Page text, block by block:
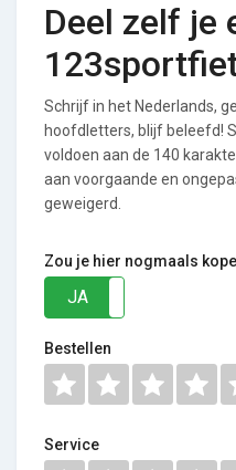
Deel zelf je
Schrijf in het Nederlands,
hoofdletters, blijf beleefd!
voldoen aan de 140
aan voorgaande en
geweigerd.
Zou je hier nogmaals
JA
Bestellen
Service